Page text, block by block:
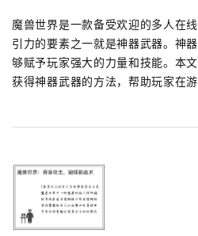
魔兽世界是一款备受欢迎的多人在
引力的要素之一就是神器武器。神
够赋予玩家强大的力量和技能。本
获得神器武器的方法，帮助玩家在